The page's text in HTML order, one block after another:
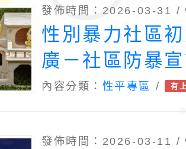
發佈時間：2026-03-31 /
性別暴力社區
廣－社區防暴
115年度第一梯
內容分類： 性平專區 / 有
發佈時間：2026-03-11 /